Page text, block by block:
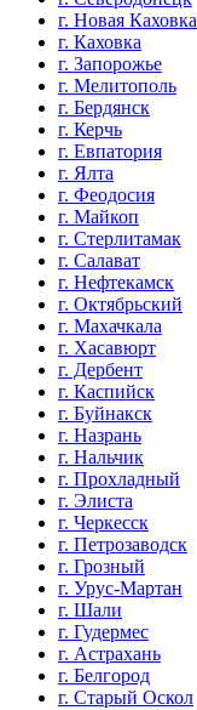
г. Новая Каховка
г. Каховка
г. Запорожье
г. Мелитополь
г. Бердянск
г. Керчь
г. Евпатория
г. Ялта
г. Феодосия
г. Майкоп
г. Стерлитамак
г. Салават
г. Нефтекамск
г. Октябрьский
г. Махачкала
г. Хасавюрт
г. Дербент
г. Каспийск
г. Буйнакск
г. Назрань
г. Нальчик
г. Прохладный
г. Элиста
г. Черкесск
г. Петрозаводск
г. Грозный
г. Урус-Мартан
г. Шали
г. Гудермес
г. Астрахань
г. Белгород
г. Старый Оскол